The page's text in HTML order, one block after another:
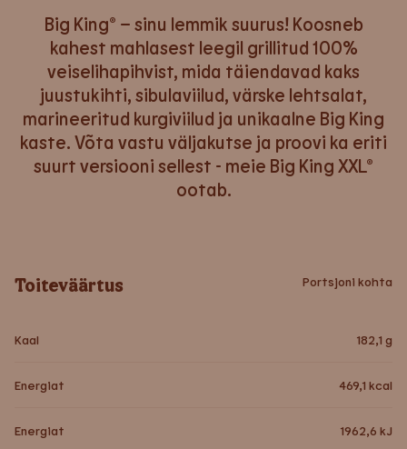
Big King® – sinu lemmik suurus! Koosneb
kahest mahlasest leegil grillitud 100%
veiselihapihvist, mida täiendavad kaks
juustukihti, sibulaviilud, värske lehtsalat,
marineeritud kurgiviilud ja unikaalne Big King
kaste. Võta vastu väljakutse ja proovi ka eriti
suurt versiooni sellest - meie Big King XXL®
ootab.
Toiteväärtus Portsjoni kohta
Kaal 182,1 g
Energiat 469,1 kcal
Energiat 1962,6 kJ